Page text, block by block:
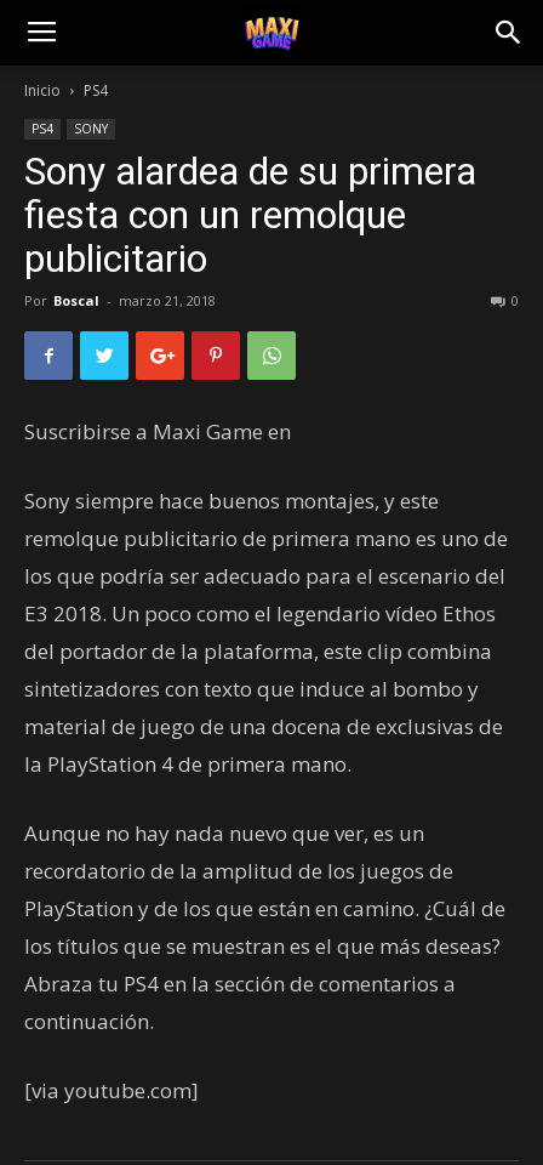
Inicio PS4
PS4 SONY
Sony alardea de su primera
fiesta con un remolque
publicitario
Por Boscal - marzo 21, 2018 0
Suscribirse a Maxi Game en
Sony siempre hace buenos montajes, y este
remolque publicitario de primera mano es uno de
los que podría ser adecuado para el escenario del
E3 2018. Un poco como el legendario vídeo Ethos
del portador de la plataforma, este clip combina
sintetizadores con texto que induce al bombo y
material de juego de una docena de exclusivas de
la PlayStation 4 de primera mano.
Aunque no hay nada nuevo que ver, es un
recordatorio de la amplitud de los juegos de
PlayStation y de los que están en camino. ¿Cuál de
los títulos que se muestran es el que más deseas?
Abraza tu PS4 en la sección de comentarios a
continuación.
[via youtube.com]